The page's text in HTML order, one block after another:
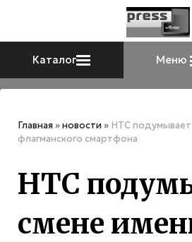
Каталог Меню
Главная »новости » HTC
флагманского смартфона
HTC
смене